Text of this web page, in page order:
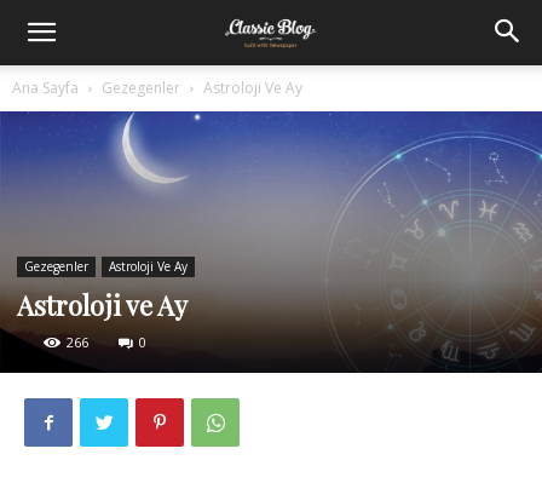
Ana Sayfa Gezegenler Astroloji Ve Ay
Gezegenler Astroloji Ve Ay
Astroloji ve Ay
266 0